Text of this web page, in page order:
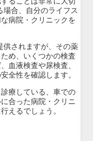
場合、自分のライフス
病院・クリニックを
供されますが、その薬
め、いくつかの検査
血液検査や尿検査、
全性を確認します。
療している、車での
合った病院・クリニ
えるでしょう。